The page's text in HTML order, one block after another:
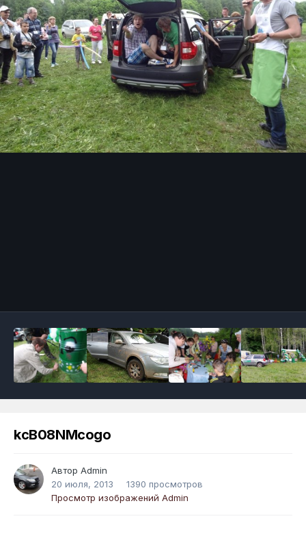
kcB08NMcogo
Автор Admin
20 июля, 2013
1390 просмотров
Просмотр изображений Admin